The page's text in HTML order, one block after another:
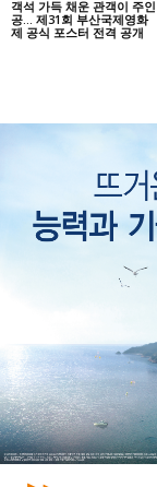
객석 가득 채운 관객이 주인
공… 제31회 부산국제영화
제 공식 포스터 전격 공개